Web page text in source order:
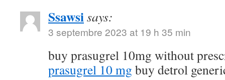
Ssawsisays:
3 septembre 2023 at 19 h 35 min
buy prasugrel 10mg without
prasugrel 10 mg buy detrol